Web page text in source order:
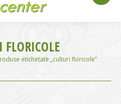
new
windowwindow
FLORICOLE
etichetate „culturi floricole”